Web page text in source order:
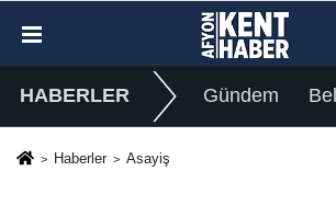
HABERLER Gündem
Haberler Asayiş